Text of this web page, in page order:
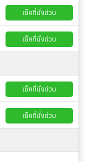
เช็คที่นั่งด่วน
เช็คที่นั่งด่วน
เช็คที่นั่งด่วน
เช็คที่นั่งด่วน